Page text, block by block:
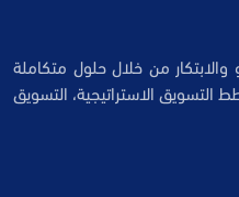
من خلال حلول متكاملة
التسويق الاستراتيجية، التسويق